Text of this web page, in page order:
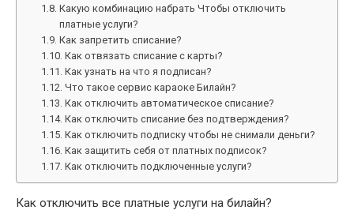
Какую комбинацию набрать Чтобы отключить
платные услуги?
Как запретить списание?
Как отвязать списание с карты?
Как узнать на что я подписан?
Что такое сервис караоке Билайн?
Как отключить автоматическое списание?
Как отключить списание без подтверждения?
Как отключить подписку чтобы не снимали деньги?
Как защитить себя от платных подписок?
Как отключить подключенные услуги?
Как отключить все платные услуги на билайн?